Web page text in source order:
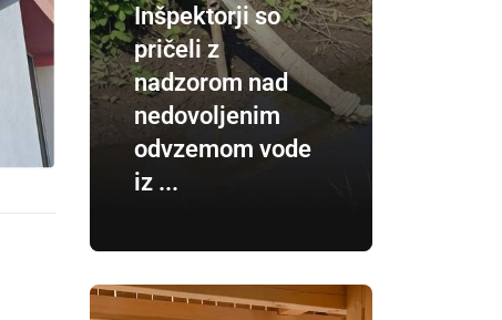
Inšpektorji so
pričeli z
nadzorom nad
nedovoljenim
odvzemom vode
iz ...